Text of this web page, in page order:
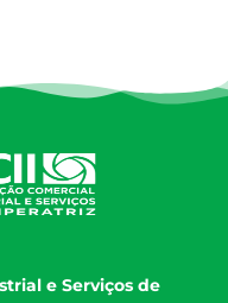
e Serviços de